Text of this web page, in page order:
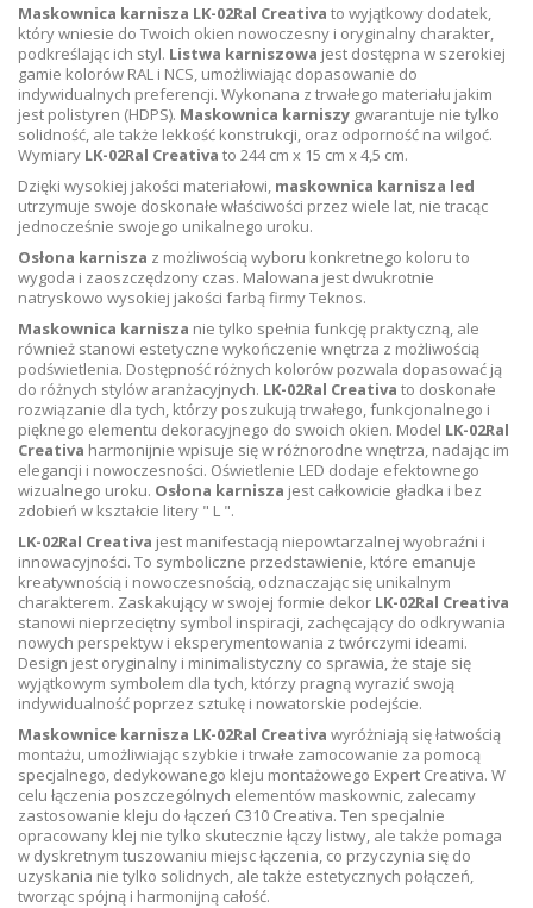
Maskownica karnisza LK-02Ral Creativa to wyjątkowy dodatek,
który wniesie do Twoich okien nowoczesny i oryginalny charakter,
podkreślając ich styl. Listwa karniszowa jest dostępna w szerokiej
gamie kolorów RAL i NCS, umożliwiając dopasowanie do
indywidualnych preferencji. Wykonana z trwałego materiału jakim
jest polistyren (HDPS). Maskownica karniszy gwarantuje nie tylko
solidność, ale także lekkość konstrukcji, oraz odporność na wilgoć.
Wymiary LK-02Ral Creativa to 244 cm x 15 cm x 4,5 cm.
Dzięki wysokiej jakości materiałowi, maskownica karnisza led
utrzymuje swoje doskonałe właściwości przez wiele lat, nie tracąc
jednocześnie swojego unikalnego uroku.
Osłona karnisza z możliwością wyboru konkretnego koloru to
wygoda i zaoszczędzony czas. Malowana jest dwukrotnie
natryskowo wysokiej jakości farbą firmy Teknos.
Maskownica karnisza nie tylko spełnia funkcję praktyczną, ale
również stanowi estetyczne wykończenie wnętrza z możliwością
podświetlenia. Dostępność różnych kolorów pozwala dopasować ją
do różnych stylów aranżacyjnych. LK-02Ral Creativa to doskonałe
rozwiązanie dla tych, którzy poszukują trwałego, funkcjonalnego i
pięknego elementu dekoracyjnego do swoich okien. Model LK-02Ral
Creativa harmonijnie wpisuje się w różnorodne wnętrza, nadając im
elegancji i nowoczesności. Oświetlenie LED dodaje efektownego
wizualnego uroku. Osłona karnisza jest całkowicie gładka i bez
zdobień w kształcie litery " L ".
LK-02Ral Creativa jest manifestacją niepowtarzalnej wyobraźni i
innowacyjności. To symboliczne przedstawienie, które emanuje
kreatywnością i nowoczesnością, odznaczając się unikalnym
charakterem. Zaskakujący w swojej formie dekor LK-02Ral Creativa
stanowi nieprzeciętny symbol inspiracji, zachęcający do odkrywania
nowych perspektyw i eksperymentowania z twórczymi ideami.
Design jest oryginalny i minimalistyczny co sprawia, że staje się
wyjątkowym symbolem dla tych, którzy pragną wyrazić swoją
indywidualność poprzez sztukę i nowatorskie podejście.
Maskownice karnisza LK-02Ral Creativa wyróżniają się łatwością
montażu, umożliwiając szybkie i trwałe zamocowanie za pomocą
specjalnego, dedykowanego kleju montażowego Expert Creativa. W
celu łączenia poszczególnych elementów maskownic, zalecamy
zastosowanie kleju do łączeń C310 Creativa. Ten specjalnie
opracowany klej nie tylko skutecznie łączy listwy, ale także pomaga
w dyskretnym tuszowaniu miejsc łączenia, co przyczynia się do
uzyskania nie tylko solidnych, ale także estetycznych połączeń,
tworząc spójną i harmonijną całość.